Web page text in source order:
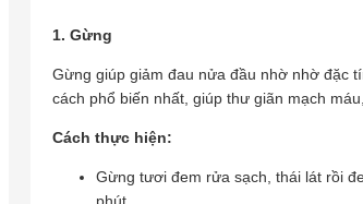
1. Gừng
Gừng giúp giảm đau nửa đầu nhờ nhờ đặc
cách phổ biến nhất, giúp thư giãn mạch
Cách thực hiện:
Gừng tươi đem rửa sạch, thái lát rồi